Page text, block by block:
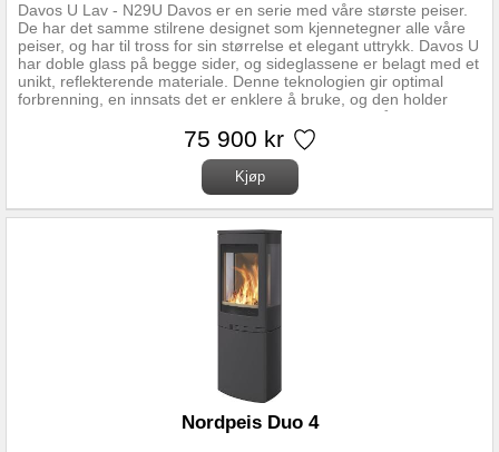
Davos U Lav - N29U Davos er en serie med våre største peiser.
De har det samme stilrene designet som kjennetegner alle våre
peiser, og har til tross for sin størrelse et elegant uttrykk. Davos U
har doble glass på begge sider, og sideglassene er belagt med et
unikt, reflekterende materiale. Denne teknologien gir optimal
forbrenning, en innsats det er enklere å bruke, og den holder
glassene renere. Peisen er flott umalt, men kan også males i
ønsket farge. Teknisk data: Høyde 1636mm Bredde 722mm
Dybde 600mm Vekt 353kg Vedlengde 50cm Virkningsgrad 80%
Nominell effekt 8.9kW Røykrør Ø 150mm Pipetilkobling Topp, Bak
Plassering Frittstående, Rett vegg Peisinnsats N-29U
75 900 kr
Nordpeis Duo 4